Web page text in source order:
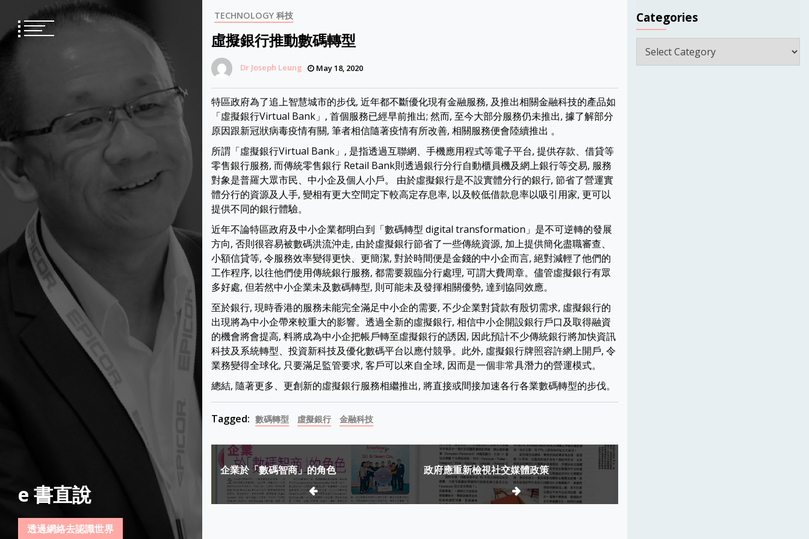
content
e 書直說
透過網絡去認識世界
TECHNOLOGY 科技
虛擬銀行推動數碼轉型
Dr Joseph Leung May 18, 2020
特區政府為了追上智慧城市的步伐, 近年都不斷優化現有金融服務, 及推出相關金融科技的產品如
「虛擬銀行Virtual Bank」, 首個服務已經早前推出; 然而, 至今大部分服務仍未推出, 據了解部分
原因跟新冠狀病毒疫情有關, 筆者相信隨著疫情有所改善, 相關服務便會陸續推出 。
所謂「虛擬銀行Virtual Bank」, 是指透過互聯網、手機應用程式等電子平台, 提供存款、借貸等
零售銀行服務, 而傳統零售銀行 Retail Bank則透過銀行分行自動櫃員機及網上銀行等交易, 服務
對象是普羅大眾市民、中小企及個人小戶。 由於虛擬銀行是不設實體分行的銀行, 節省了營運實
體分行的資源及人手, 變相有更大空間定下較高定存息率, 以及較低借款息率以吸引用家, 更可以
提供不同的銀行體驗。
近年不論特區政府及中小企業都明白到「數碼轉型 digital transformation」是不可逆轉的發展
方向, 否則很容易被數碼洪流沖走, 由於虛擬銀行節省了一些傳統資源, 加上提供簡化盡職審查、
小額信貸等, 令服務效率變得更快、更簡潔, 對於時間便是金錢的中小企而言, 絕對減輕了他們的
工作程序, 以往他們使用傳統銀行服務, 都需要親臨分行處理, 可謂大費周章。儘管虛擬銀行有眾
多好處, 但若然中小企業未及數碼轉型, 則可能未及發揮相關優勢, 達到協同效應。
至於銀行, 現時香港的服務未能完全滿足中小企的需要, 不少企業對貸款有殷切需求, 虛擬銀行的
出現將為中小企帶來較重大的影響。透過全新的虛擬銀行, 相信中小企開設銀行戶口及取得融資
的機會將會提高, 料將成為中小企把帳戶轉至虛擬銀行的誘因, 因此預計不少傳統銀行將加快資訊
科技及系統轉型、投資新科技及優化數碼平台以應付競爭。此外, 虛擬銀行牌照容許網上開戶, 令
業務變得全球化, 只要滿足監管要求, 客戶可以來自全球, 因而是一個非常具潛力的營運模式。
總結, 隨著更多、更創新的虛擬銀行服務相繼推出, 將直接或間接加速各行各業數碼轉型的步伐。
Tagged: 數碼轉型 虛擬銀行 金融科技
Post
navigation
企業於「數碼智商」的角色 政府應重新檢視社交媒體政策
Categories
Categories